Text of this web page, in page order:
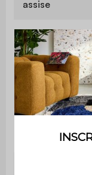
assise
Hauteur
d'assise
Profondeur
d'assise
supporté